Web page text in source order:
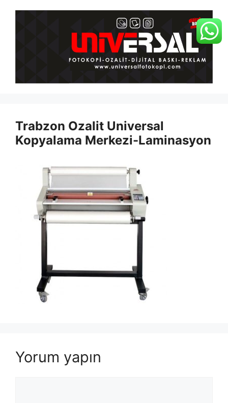
Trabzon Ozalit Universal
Kopyalama Merkezi-Laminasyon
Yorum yapın